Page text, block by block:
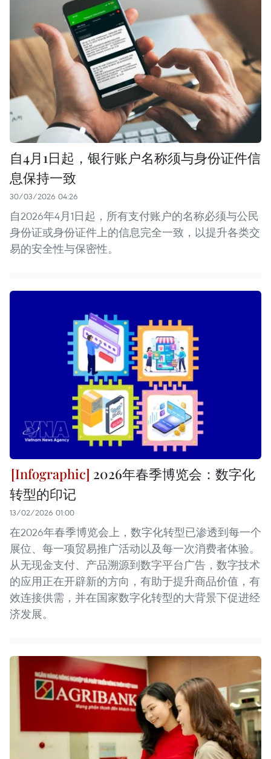
自4月1日起，银行账户名称须与身份证件信
息保持一致
30/03/2026 04:26
自2026年4月1日起，所有支付账户的名称必须与公民
身份证或身份证件上的信息完全一致，以提升各类交
易的安全性与保密性。
2026年春季博览会：数字化
转型的印记
13/02/2026 01:00
在2026年春季博览会上，数字化转型已渗透到每一个
展位、每一项贸易推广活动以及每一次消费者体验。
从无现金支付、产品溯源到数字平台广告，数字技术
的应用正在开辟新的方向，有助于提升商品价值，有
效连接供需，并在国家数字化转型的大背景下促进经
济发展。